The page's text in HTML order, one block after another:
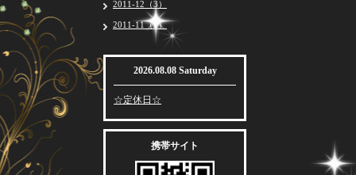
2011-12（3）
2011-11（2）
2026.08.08 Saturday
☆定休日☆
携帯サイト